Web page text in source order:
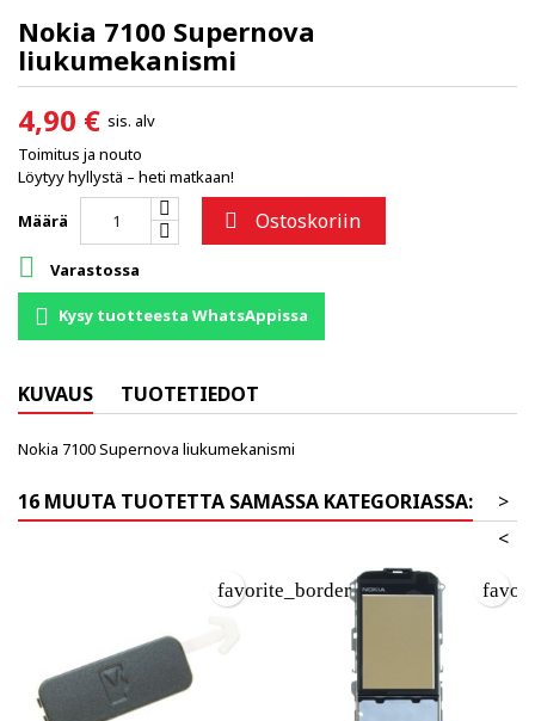
Nokia 7100 Supernova
liukumekanismi
4,90 € sis. alv
Toimitus ja nouto
Löytyy hyllystä – heti matkaan!
Määrä  Ostoskoriin
 Varastossa
Kysy tuotteesta WhatsAppissa
KUVAUS TUOTETIEDOT
Nokia 7100 Supernova liukumekanismi
16 MUUTA TUOTETTA SAMASSA KATEGORIASSA:
>
<
favorite_border